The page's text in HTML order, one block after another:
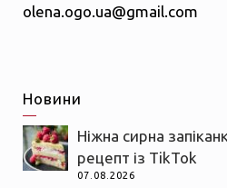
olena.ogo.ua@gmail.com
Новини
Ніжна сирна
рецепт із TikTok
07.08.2026